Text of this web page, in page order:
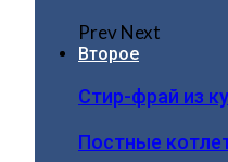
PrevNext
Второе
Стир-фрай из
Постные